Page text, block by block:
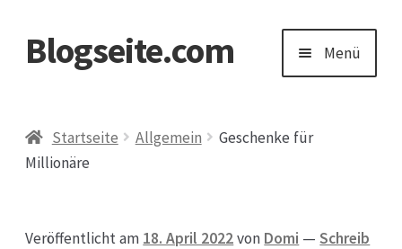
Zur
Navigation
Zum
Blogseite.com Menü
Datenschutzerklärung
Impressum
Startseite Allgemein
Geschenke für
Millionäre
Veröffentlicht am 18. April 2022von Domi —Schreib